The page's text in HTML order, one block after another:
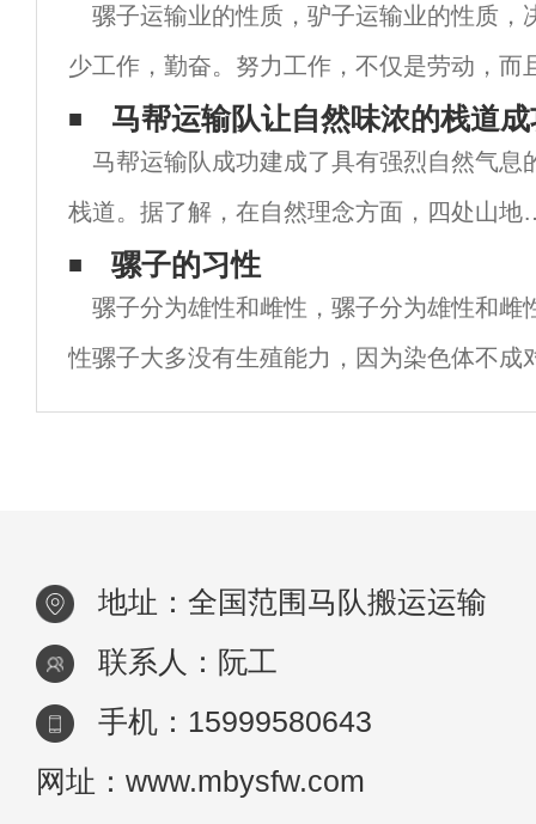
骡子运输业的性质，驴子运输业的性质，
少工作，勤奋。努力工作，不仅是劳动，而
年复一年地离开了家。我们应该随时处理恶
恶劣的天气，始终跟上机会，抓住机会，抓
马帮运输队让自然味浓的栈道
马帮运输队成功建成了具有强烈自然气息
栈道。据了解，在自然理念方面，四处山地
园利用现有地貌，突出绿化升级，丰富山地
物景观、季节和森林。卧虎山公园二期建设
中，结合台阶路，在两侧筑起水平台阶和鱼
坑，
骡子的习性
骡子分为雄性和雌性，骡子分为雄性和雌
性骡子大多没有生殖能力，因为染色体不成
胞不能正常分裂(即减数分裂)；母骡具有性
地址：全国范围马队搬运运输
联系人：阮工
手机：15999580643
网址：www.mbysfw.com